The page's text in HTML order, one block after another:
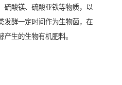
硫酸镁、硫酸亚铁等物质，以
发酵一定时间作为生物菌，在
生的生物有机肥料。